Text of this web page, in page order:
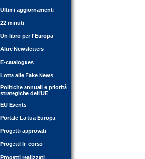
Ultimi aggiornamenti
22 minuti
Un libro per l'Europa
Altre Newsletters
E-catalogues
Lotta alle Fake News
Politiche annuali e priorità
strategiche dell’UE
EU Events
Portale La tua Europa
Progetti approvati
Progetti in corso
Progetti realizzati